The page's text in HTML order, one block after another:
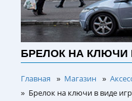
БРЕЛОК НА КЛЮЧИ
Главная » Магазин »
» Брелок на ключи в виде